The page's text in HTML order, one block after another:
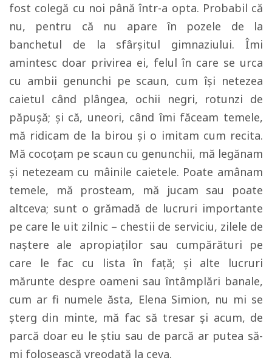
fost colegă cu noi până într-a opta. Probabil că
nu, pentru că nu apare în pozele de la
banchetul de la sfârşitul gimnaziului. Îmi
amintesc doar privirea ei, felul în care se urca
cu ambii genunchi pe scaun, cum îşi netezea
caietul când plângea, ochii negri, rotunzi de
păpuşă; şi că, uneori, când îmi făceam temele,
mă ridicam de la birou şi o imitam cum recita.
Mă cocoţam pe scaun cu genunchii, mă legănam
şi netezeam cu mâinile caietele. Poate amânam
temele, mă prosteam, mă jucam sau poate
altceva; sunt o grămadă de lucruri importante
pe care le uit zilnic – chestii de serviciu, zilele de
naştere ale apropiaţilor sau cumpărături pe
care le fac cu lista în faţă; şi alte lucruri
mărunte despre oameni sau întâmplări banale,
cum ar fi numele ăsta, Elena Simion, nu mi se
şterg din minte, mă fac să tresar şi acum, de
parcă doar eu le ştiu sau de parcă ar putea să-
mi folosească vreodată la ceva.